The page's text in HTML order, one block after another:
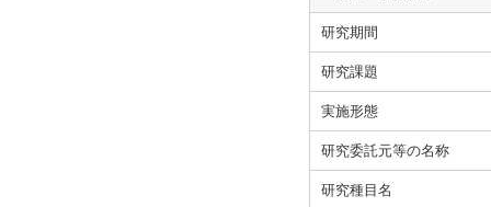
研究期間
研究課題
実施形態
研究委託元等の名称
研究種目名